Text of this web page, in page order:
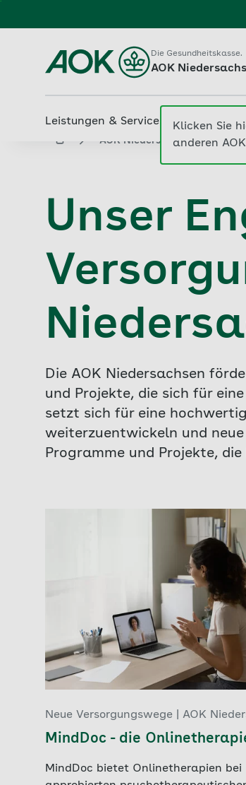
Leistungen & Services Beiträge
aok.de AOK Niedersachsen
Unser
Die AOK Niedersachsen
und Projekte, die sich für
setzt sich für eine
weiterzuentwickeln und
Programme und Projekte,
Neue Versorgungswege | AOK
MindDoc - die
MindDoc bietet Onlinetherapien bei